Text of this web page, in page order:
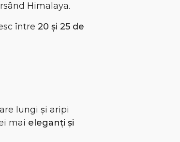
Himalaya.
între 20 și 25 de
lungi și aripi
mai eleganți și